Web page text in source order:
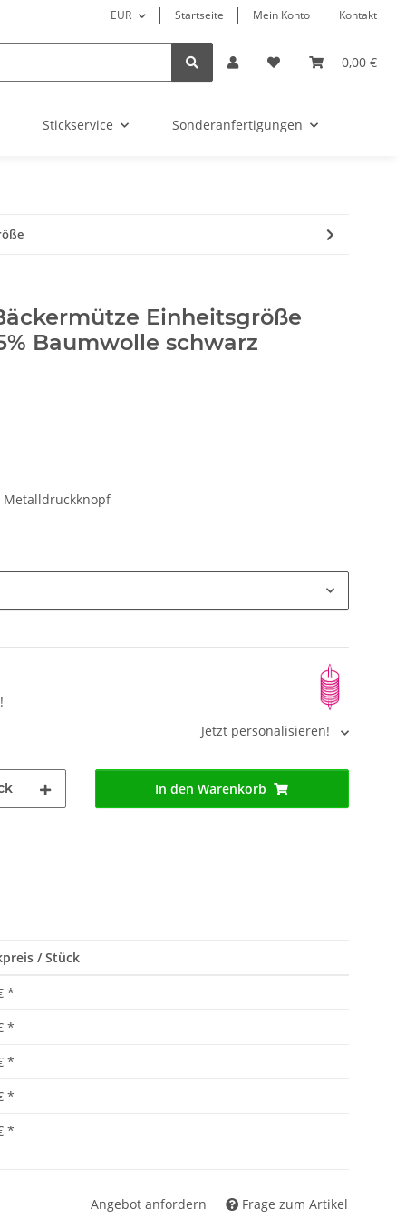
EUR Startseite Mein Konto Kontakt
0,00 €
Stickservice Sonderanfertigungen
Einheitsgröße
Baumwolle schwarz
Jetzt personalisieren!
In den Warenkorb
/ Stück
*
*
*
*
*
Angebot anfordern Frage zum Artikel